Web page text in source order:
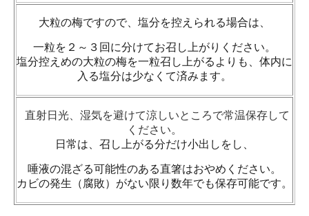
大粒の梅ですので、塩分を控えられる場合は、
一粒を２～３回に分けてお召し上がりください。
塩分控えめの大粒の梅を一粒召し上がるよりも、体内に
入る塩分は少なくて済みます。
直射日光、湿気を避けて涼しいところで常温保存して
ください。
日常は、召し上がる分だけ小出しをし、
唾液の混ざる可能性のある直箸はおやめください。
カビの発生（腐敗）がない限り数年でも保存可能です。